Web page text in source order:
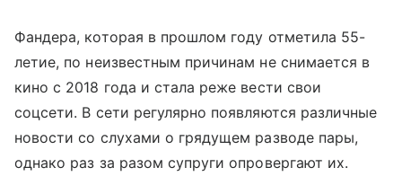
Фандера, которая в прошлом году отметила 55-
летие, по неизвестным причинам не снимается в
кино с 2018 года и стала реже вести свои
соцсети. В сети регулярно появляются различные
новости со слухами о грядущем разводе пары,
однако раз за разом супруги опровергают их.